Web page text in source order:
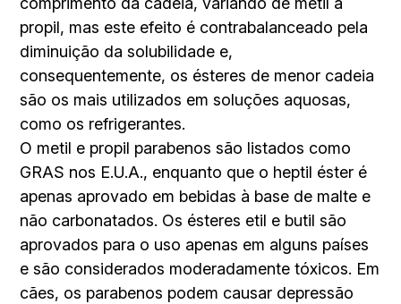
propil, mas este efeito é contrabalanceado pela
diminuição da solubilidade e,
consequentemente, os ésteres de menor cadeia
são os mais utilizados em soluções aquosas,
como os refrigerantes.
O metil e propil parabenos são listados como
GRAS nos E.U.A., enquanto que o heptil éster é
apenas aprovado em bebidas à base de malte e
não carbonatados. Os ésteres etil e butil são
aprovados para o uso apenas em alguns países
e são considerados moderadamente tóxicos. Em
cães, os parabenos podem causar depressão